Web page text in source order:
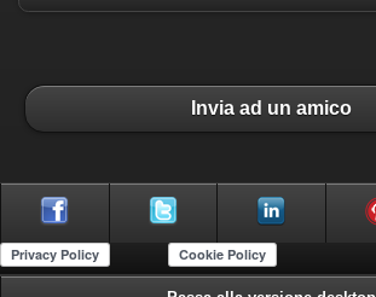
Invia ad un amico